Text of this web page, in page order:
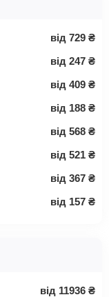
від 729 ₴
від 247 ₴
від 409 ₴
від 188 ₴
від 568 ₴
від 521 ₴
від 367 ₴
від 157 ₴
від 11936 ₴